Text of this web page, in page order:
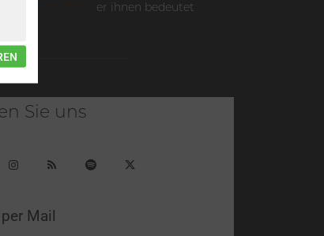
er ihnen bedeutet
Sie uns
Mail